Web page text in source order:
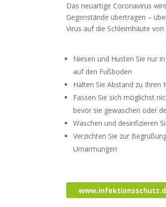
Das neuartige Coronavirus
Gegenstände übertragen –
Virus auf die Schleimhäute
Niesen und Husten Sie nur
auf den Fußboden
Halten Sie Abstand zu
Fassen Sie sich möglichst
bevor sie gewaschen oder
Waschen und desinfizieren
Verzichten Sie zur
Umarmungen